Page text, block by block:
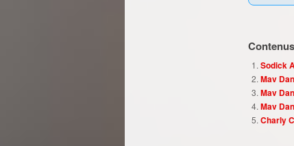
Sodick
Mav
Mav
Mav
Charly